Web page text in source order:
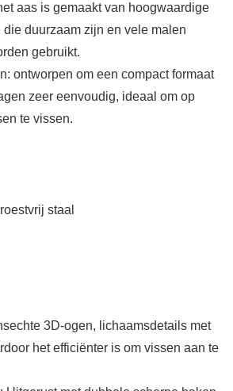
aas is gemaakt van hoogwaardige
die duurzaam zijn en vele malen
gebruikt.
ontworpen om een ​​compact formaat
zeer eenvoudig, ideaal om op
te vissen.
staal
3D-ogen, lichaamsdetails met
het efficiënter is om vissen aan te